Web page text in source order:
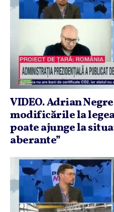
VIDEO. Adrian
modificările la
poate ajunge la
aberante”